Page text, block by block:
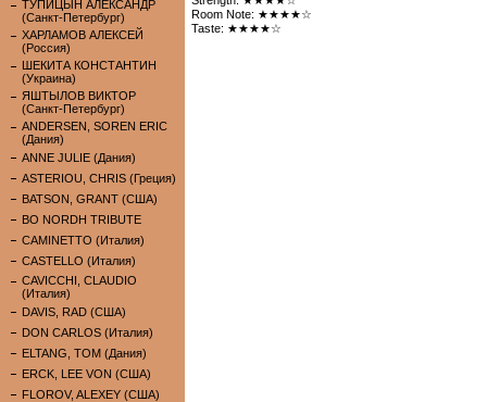
ТУПИЦЫН АЛЕКСАНДР
(Санкт-Петербург)
ХАРЛАМОВ АЛЕКСЕЙ
(Россия)
ШЕКИТА КОНСТАНТИН
(Украина)
ЯШТЫЛОВ ВИКТОР
(Санкт-Петербург)
ANDERSEN, SOREN ERIC
(Дания)
ANNE JULIE (Дания)
ASTERIOU, CHRIS (Греция)
BATSON, GRANT (США)
BO NORDH TRIBUTE
CAMINETTO (Италия)
CASTELLO (Италия)
CAVICCHI, CLAUDIO
(Италия)
DAVIS, RAD (США)
DON CARLOS (Италия)
ELTANG, TOM (Дания)
ERCK, LEE VON (США)
FLOROV, ALEXEY (США)
Room Note: ★★★★☆
Taste: ★★★★☆